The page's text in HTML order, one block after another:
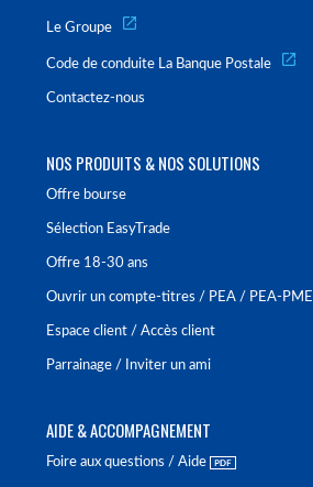
Le Groupe
Code de conduite La Banque Postale
Contactez-nous
NOS PRODUITS & NOS SOLUTIONS
Offre bourse
Sélection EasyTrade
Offre 18-30 ans
Ouvrir un compte-titres / PEA / PEA-PME
Espace client / Accès client
Parrainage / Inviter un ami
AIDE & ACCOMPAGNEMENT
Foire aux questions / Aide